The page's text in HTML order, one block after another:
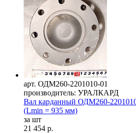
арт. ОДМ260-2201010-01
производитель: УРАЛКАРД
Вал карданный ОДМ260-
(Lmin = 935 мм)
за шт
21 454 р.